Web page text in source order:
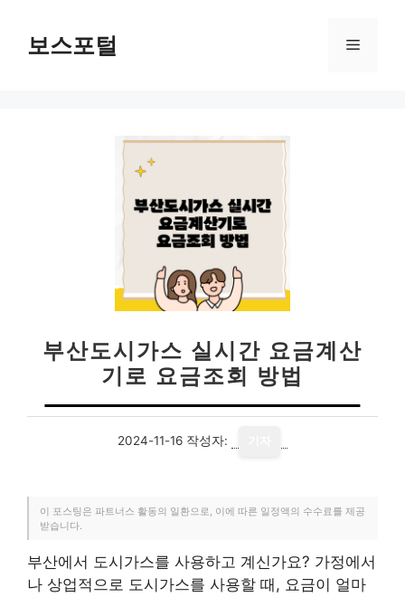
보스포털 메
부산도시가스 실시간 요금계산
기로 요금조회 방법
2024-11-16 작성자:
이 포스팅은 파트너스 활동의 일환으로, 이에 따른 일정액의 수수료를 제공
받습니다.
부산에서 도시가스를 사용하고 계신가요? 가정에서
나 상업적으로 도시가스를 사용할 때, 요금이 얼마